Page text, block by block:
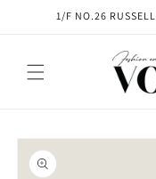
Skip to1/F NO.26 RUSSELL
Skip to
product
information